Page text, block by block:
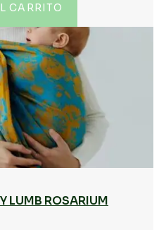
CARRITO
LUMB ROSARIUM